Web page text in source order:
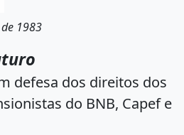
1983
defesa dos direitos dos
do BNB, Capef e